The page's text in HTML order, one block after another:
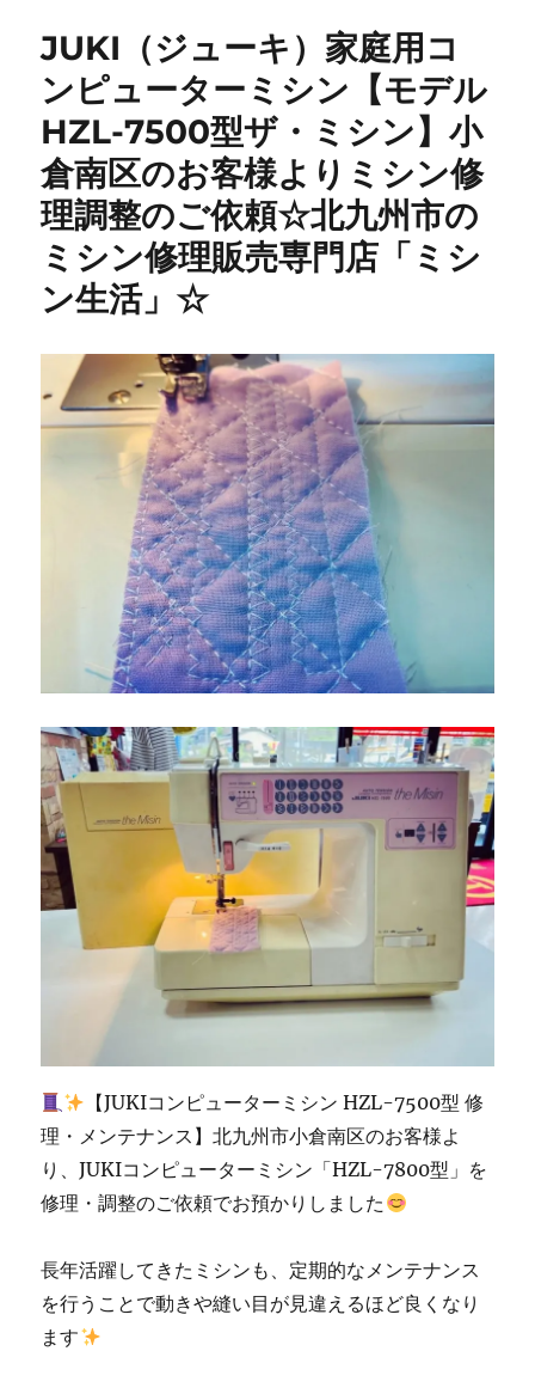
ー
ロ
ク）
×
maffon
特
別
キ
ャ
開
催！
北
九
州
市
の
ミ
シ
ン
修
理
販
売
専
門
店
「ミ
に
JUKI（ジューキ）家庭用コ
ンピューターミシン【モデル
HZL-7500型ザ・ミシン】小
倉南区のお客様よりミシン修
理調整のご依頼☆北九州市の
ミシン修理販売専門店「ミシ
ン生活」☆
【JUKIコンピューターミシン HZL-7500型 修
理・メンテナンス】北九州市小倉南区のお客様よ
り、JUKIコンピューターミシン「HZL-7800型」を
修理・調整のご依頼でお預かりしました
長年活躍してきたミシンも、定期的なメンテナンス
を行うことで動きや縫い目が見違えるほど良くなり
ます